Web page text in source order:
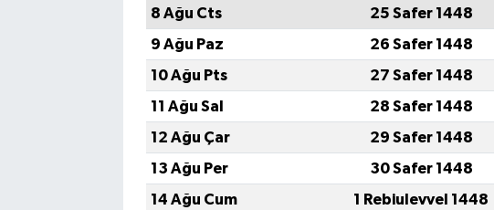
8 Ağu Cts
25 Safer 1448
9 Ağu Paz
26 Safer 1448
10 Ağu Pts
27 Safer 1448
11 Ağu Sal
28 Safer 1448
12 Ağu Çar
29 Safer 1448
13 Ağu Per
30 Safer 1448
14 Ağu Cum
1 Rebiulevvel 1448